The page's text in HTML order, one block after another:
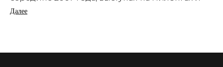
участвуя в шоу Complejo Tango. В 2008 году
Salon), Metropolitan Tango Championship
Далее